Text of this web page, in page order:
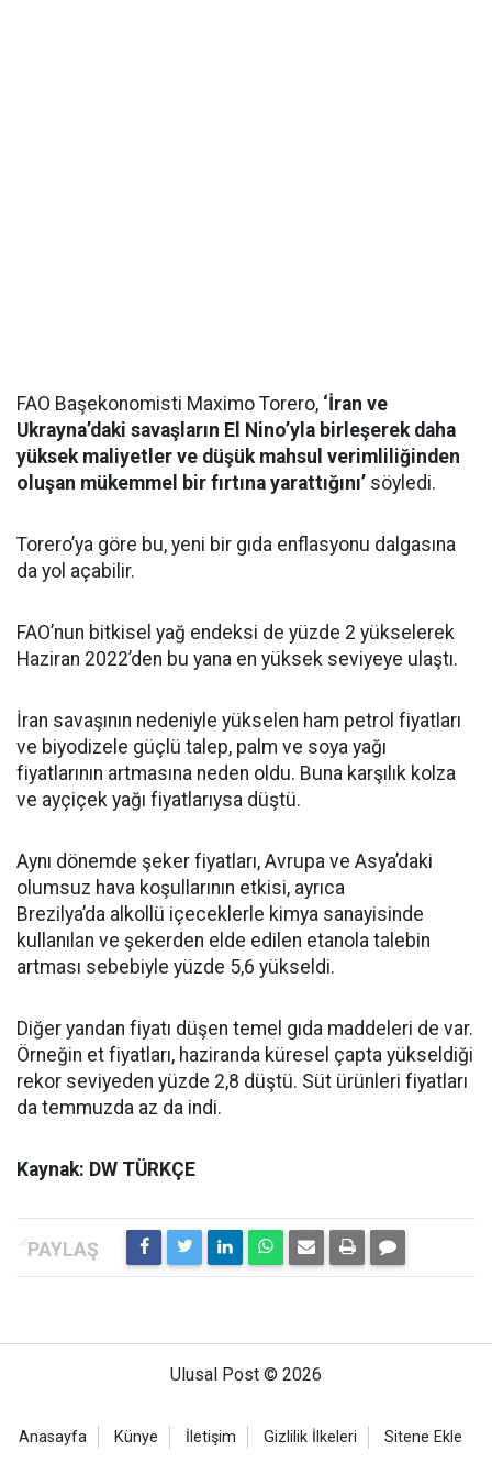
FAO Başekonomisti Maximo Torero, ‘İran ve
Ukrayna’daki savaşların El Nino’yla birleşerek daha
yüksek maliyetler ve düşük mahsul verimliliğinden
oluşan mükemmel bir fırtına yarattığını’ söyledi.
Torero’ya göre bu, yeni bir gıda enflasyonu dalgasına
da yol açabilir.
FAO’nun bitkisel yağ endeksi de yüzde 2 yükselerek
Haziran 2022’den bu yana en yüksek seviyeye ulaştı.
İran savaşının nedeniyle yükselen ham petrol fiyatları
ve biyodizele güçlü talep, palm ve soya yağı
fiyatlarının artmasına neden oldu. Buna karşılık kolza
ve ayçiçek yağı fiyatlarıysa düştü.
Aynı dönemde şeker fiyatları, Avrupa ve Asya’daki
olumsuz hava koşullarının etkisi, ayrıca
Brezilya’da alkollü içeceklerle kimya sanayisinde
kullanılan ve şekerden elde edilen etanola talebin
artması sebebiyle yüzde 5,6 yükseldi.
Diğer yandan fiyatı düşen temel gıda maddeleri de var.
Örneğin et fiyatları, haziranda küresel çapta yükseldiği
rekor seviyeden yüzde 2,8 düştü. Süt ürünleri fiyatları
da temmuzda az da indi.
Kaynak: DW TÜRKÇE
Ulusal Post © 2026
Anasayfa Künye İletişim Gizlilik İlkeleri Sitene Ekle